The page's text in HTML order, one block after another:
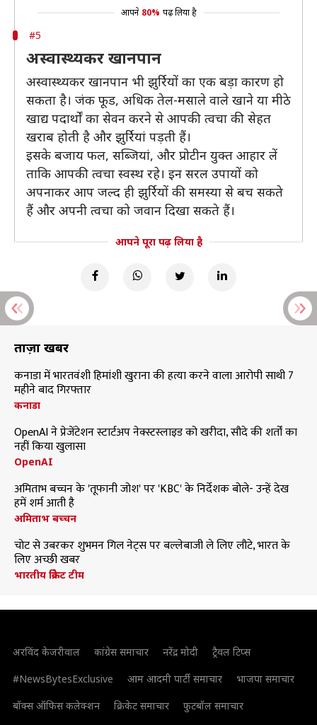
आपने 80% पढ़ लिया है
#5
अस्वास्थ्यकर खानपान
अस्वास्थ्यकर खानपान भी झुर्रियों का एक बड़ा कारण हो
सकता है। जंक फूड, अधिक तेल-मसाले वाले खाने या मीठे
खाद्य पदार्थों का सेवन करने से आपकी त्वचा की सेहत
खराब होती है और झुर्रियां पड़ती हैं।
इसके बजाय फल, सब्जियां, और प्रोटीन युक्त आहार लें
ताकि आपकी त्वचा स्वस्थ रहे। इन सरल उपायों को
अपनाकर आप जल्द ही झुर्रियों की समस्या से बच सकते
हैं और अपनी त्वचा को जवान दिखा सकते हैं।
आपने पूरा पढ़ लिया है
ताज़ा खबरें
कनाडा में भारतवंशी हिमांशी खुराना की हत्या करने वाला आरोपी साथी 7
महीने बाद गिरफ्तार
कनाडा
OpenAI ने प्रेजेंटेशन स्टार्टअप नेक्स्टस्लाइड को खरीदा, सौदे की शर्तों का
नहीं किया खुलासा
OpenAI
अमिताभ बच्चन के 'तूफानी जोश' पर 'KBC' के निर्देशक बोले- उन्हें देख
हमें शर्म आती है
अमिताभ बच्चन
चोट से उबरकर शुभमन गिल नेट्स पर बल्लेबाजी ले लिए लौटे, भारत के
लिए अच्छी खबर
भारतीय क्रिकेट टीम
अरविंद केजरीवाल कांग्रेस समाचार नरेंद्र मोदी
ट्रैवल टिप्स
#NewsBytesExclusive
आम आदमी पार्टी समाचार
भाजपा समाचार
बॉक्स ऑफिस कलेक्शन
क्रिकेट समाचार फुटबॉल समाचार